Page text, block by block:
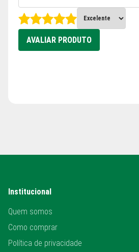
AVALIAR PRODUTO
Institucional
Quem somos
Como comprar
Política de privacidade